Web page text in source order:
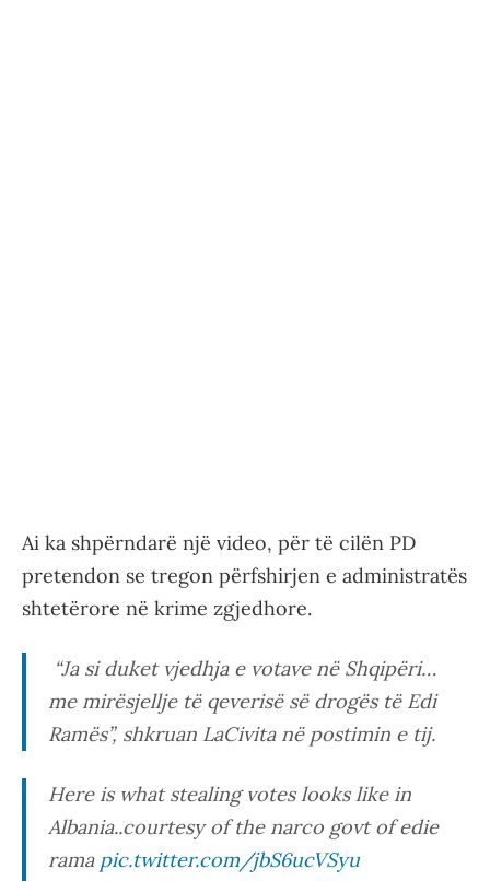
Ai ka shpërndarë një video, për të cilën PD
pretendon se tregon përfshirjen e administratës
shtetërore në krime zgjedhore.
“Ja si duket vjedhja e votave në Shqipëri…
me mirësjellje të qeverisë së drogës të Edi
Ramës”, shkruan LaCivita në postimin e tij.
Here is what stealing votes looks like in
Albania..courtesy of the narco govt of edie
rama pic.twitter.com/jbS6ucVSyu